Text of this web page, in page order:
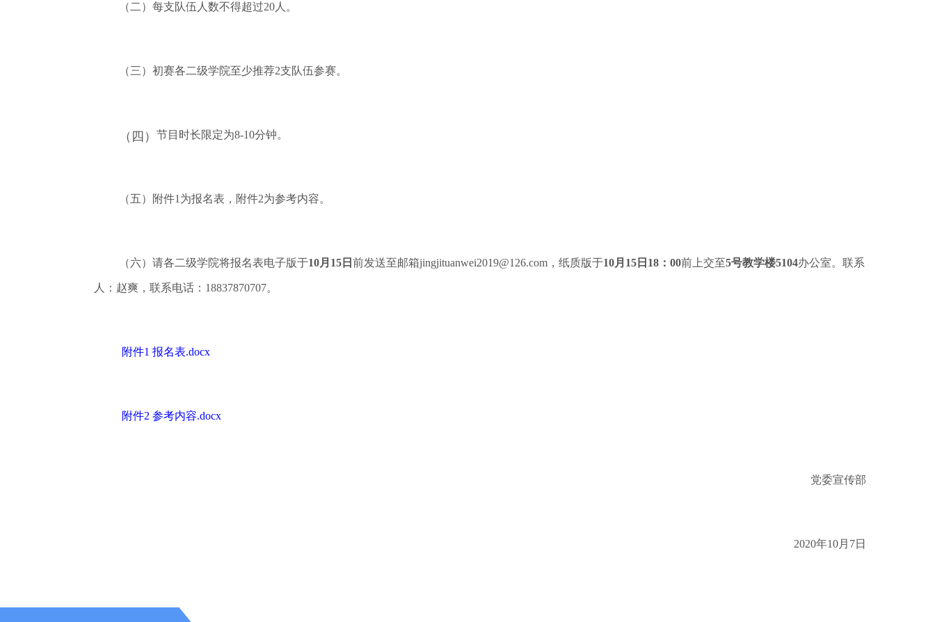
（二）每支队伍人数不得超过20人。
（三）初赛各二级学院至少推荐2支队伍参赛。
（四） 节目时长限定为8-10分钟。
（五）附件1为报名表，附件2为参考内容。
（六）请各二级学院将报名表电子版于10月15日 前发送至邮箱jingjituanwei2019@126.com，纸质版于10月15日18：00前上交至5号教学楼5104办公室。联系
人：赵爽，联系电话：18837870707。
附件1 报名表.docx
附件2 参考内容.docx
党委宣传部
2020年10月7日